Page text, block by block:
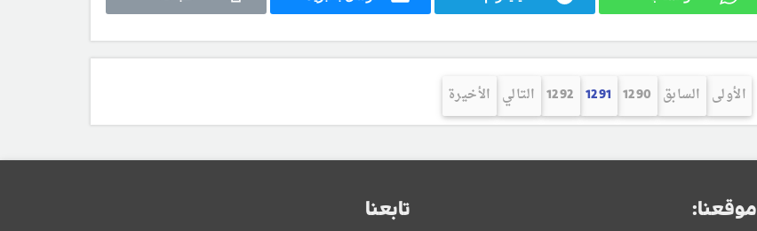
الأولى السابق 1290
1291
1292 التالي الأخيرة
موقعنا: تابعنا